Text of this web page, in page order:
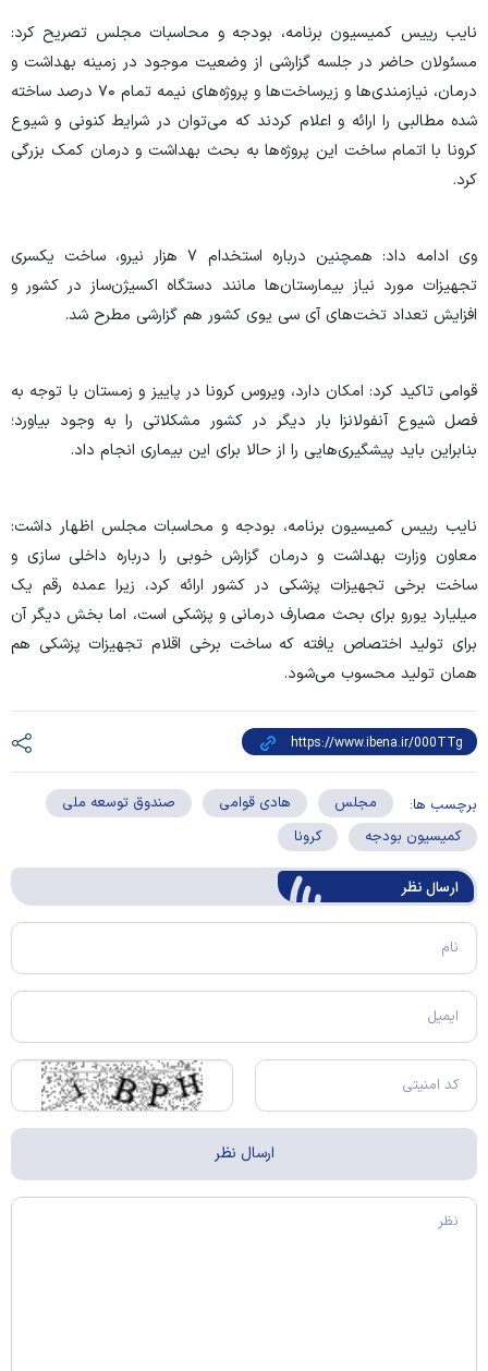
نایب رییس کمیسیون برنامه، بودجه و محاسبات مجلس تصریح کرد:
مسئولان حاضر در جلسه گزارشی از وضعیت موجود در زمینه بهداشت و
درمان، نیازمندی‌ها و زیرساخت‌ها و پروژه‌های نیمه تمام ۷۰ درصد ساخته
شده مطالبی را ارائه و اعلام کردند که می‌توان در شرایط کنونی و شیوع
کرونا با اتمام ساخت این پروژه‌ها به بحث بهداشت و درمان کمک بزرگی
کرد.
وی ادامه داد: همچنین درباره استخدام ۷ هزار نیرو، ساخت یکسری
تجهیزات مورد نیاز بیمارستان‌ها مانند دستگاه اکسیژن‌ساز در کشور و
افزایش تعداد تخت‌های آی سی یوی کشور هم گزارشی مطرح شد.
قوامی تاکید کرد: امکان دارد، ویروس کرونا در پاییز و زمستان با توجه به
فصل شیوع آنفولانزا بار دیگر در کشور مشکلاتی را به وجود بیاورد؛
بنابراین باید پیشگیری‌هایی را از حالا برای این بیماری انجام داد.
نایب رییس کمیسیون برنامه، بودجه و محاسبات مجلس اظهار داشت:
معاون وزارت بهداشت و درمان گزارش خوبی را درباره داخلی سازی و
ساخت برخی تجهیزات پزشکی در کشور ارائه کرد، زیرا عمده رقم یک
میلیارد یورو برای بحث مصارف درمانی و پزشکی است، اما بخش دیگر آن
برای تولید اختصاص یافته که ساخت برخی اقلام تجهیزات پزشکی هم
همان تولید محسوب می‌شود.
برچسب ها: مجلس هادی قوامی
صندوق توسعه ملی
کمیسیون بودجه
کرونا
ارسال‌ نظر